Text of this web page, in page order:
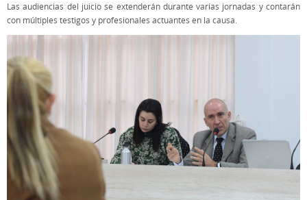
Las audiencias del juicio se extenderán durante varias jornadas y contarán
con múltiples testigos y profesionales actuantes en la causa.